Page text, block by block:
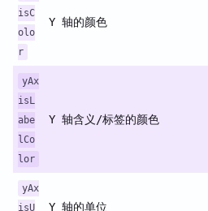
isC
olo
r
Y 轴的颜色
yAx
isL
abe
lCo
lor
Y 轴含义/标签的颜色
yAx
isU
Y 轴的单位